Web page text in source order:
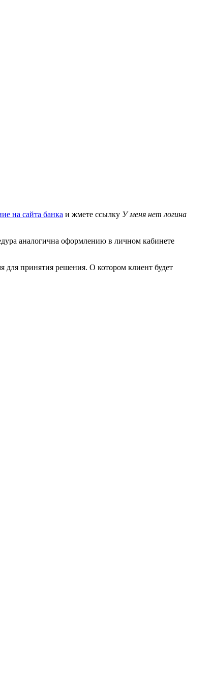
на сайта банка и жмете ссылку У меня нет логина
аналогична оформлению в личном кабинете
для принятия решения. О котором клиент будет